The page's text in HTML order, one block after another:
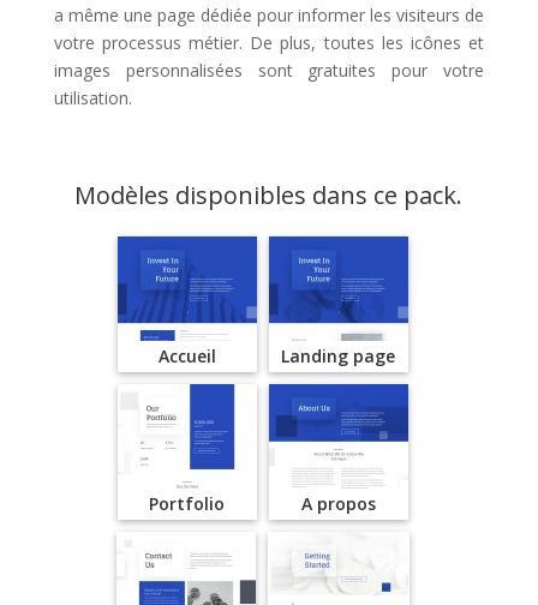
a même une page dédiée pour informer les visiteurs de
votre processus métier. De plus, toutes les icônes et
images personnalisées sont gratuites pour votre
utilisation.
Modèles disponibles dans ce pack.
Accueil Landing page
Portfolio A propos